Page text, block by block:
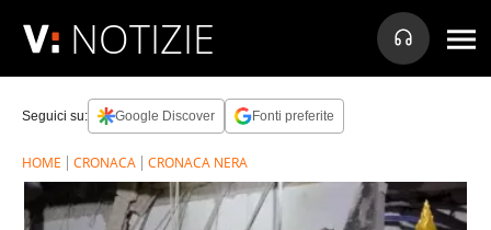
NOTIZIE
Seguici su: Google Discover Fonti preferite
HOME CRONACA CRONACA NERA